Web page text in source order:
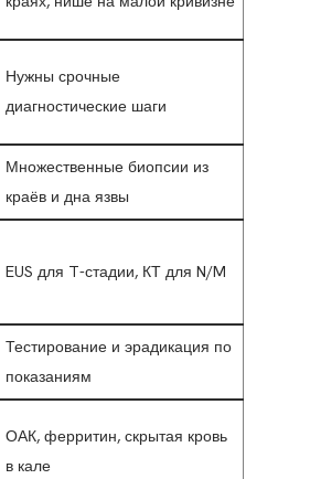
Нужны срочные
диагностические шаги
Множественные биопсии из
краёв и дна язвы
EUS для T-стадии, КТ для N/M
Тестирование и эрадикация по
показаниям
ОАК, ферритин, скрытая кровь
в кале